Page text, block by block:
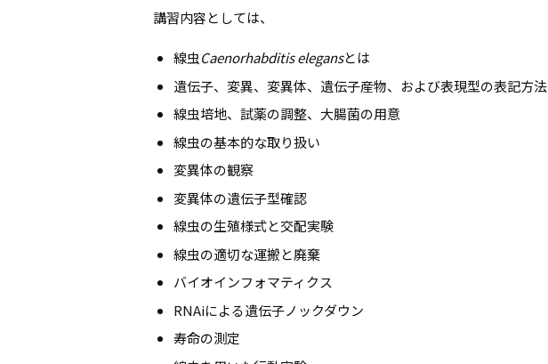
講習内容としては、
線虫Caenorhabditis elegansとは
遺伝子、変異、変異体、遺伝子産物、および表現型の表記方法
線虫培地、試薬の調整、大腸菌の用意
線虫の基本的な取り扱い
変異体の観察
変異体の遺伝子型確認
線虫の生殖様式と交配実験
線虫の適切な運搬と廃棄
バイオインフォマティクス
RNAiによる遺伝子ノックダウン
寿命の測定